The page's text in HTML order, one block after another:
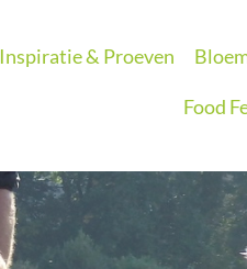
Inspiratie & Proeven
Food